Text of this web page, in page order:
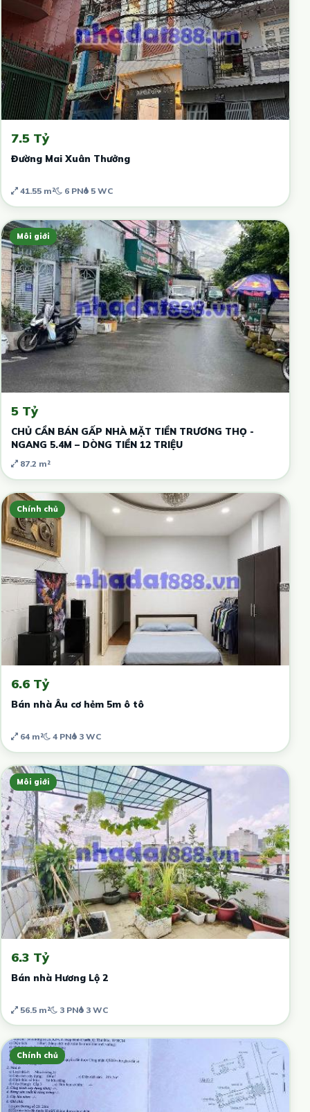
7.5 Tỷ
Đường Mai Xuân Thưởng
41.55 m² 6 PN 5 WC
Môi giới
5 Tỷ
CHỦ CẦN BÁN GẤP NHÀ MẶT TIỀN TRƯƠNG THỌ -
NGANG 5.4M – DÒNG TIỀN 12 TRIỆU
87.2 m²
Chính chủ
6.6 Tỷ
Bán nhà Âu cơ hẻm 5m ô tô
64 m² 4 PN 3 WC
Môi giới
6.3 Tỷ
Bán nhà Hương Lộ 2
56.5 m² 3 PN 3 WC
Chính chủ